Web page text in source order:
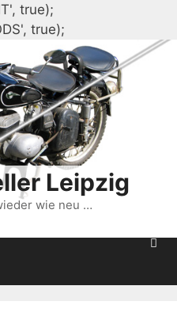
true);
true);
Inhalt
springen
Leipzig
wie neu …